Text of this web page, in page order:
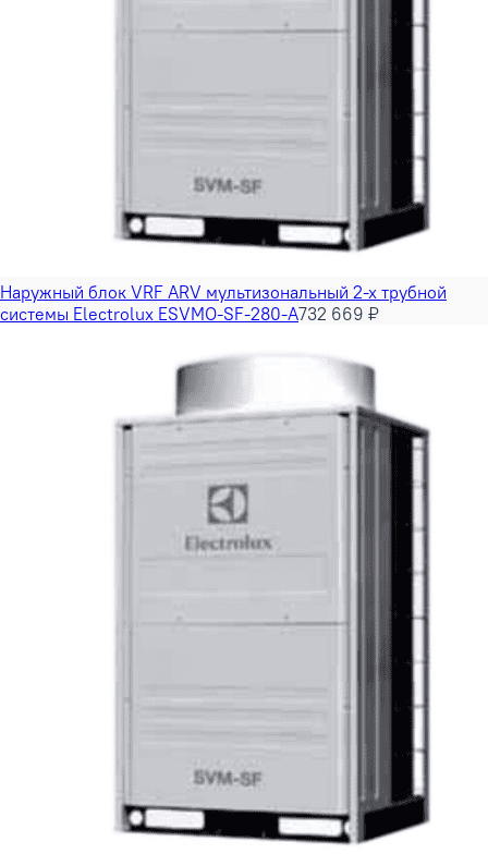
Наружный блок VRF ARV мультизональный 2-х трубной
системы Electrolux ESVMO-SF-280-A732 669 ₽